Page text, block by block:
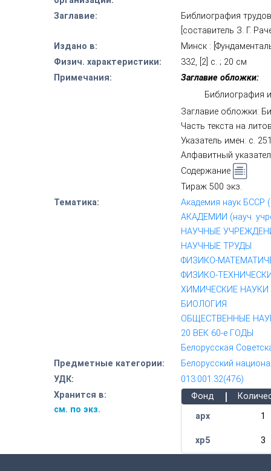
Заглавие:
Библиография
[составитель З. Г.
Издано в:
Минск :
Физич. характеристики:
332, [2] с. ; 20 см
Примечания:
Заглавие обложки:
Библиография
Заглавие обложки:
Часть текста на
Указатель имен: с.
Алфавитный
Содержание
Тираж 500 экз.
Тематика:
Академия наук БССР
АКАДЕМИИ (науч.
НАУЧНЫЕ
НАУЧНЫЕ ТРУДЫ
ФИЗИКО-
ФИЗИКО-
ХИМИЧЕСКИЕ НАУКИ
БИОЛОГИЯ
ОБЩЕСТВЕННЫЕ
20 ВЕК 60-е ГОДЫ
Белорусская
Предметные категории:
Белорусский
УДК:
013:001.32(476)
Хранится в:
см. по экз.
Фонд |
арх
1
хр5 3